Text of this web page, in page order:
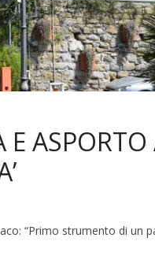
ASPORTO
“Primo strumento di un